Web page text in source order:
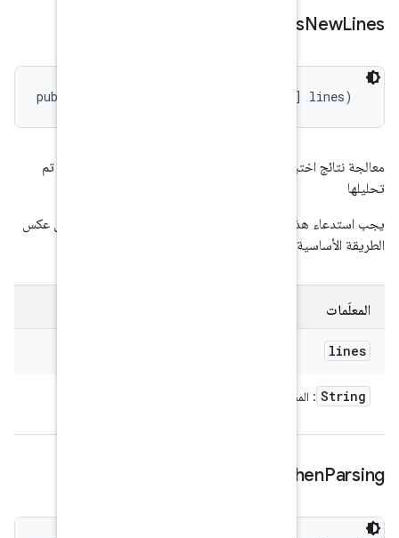
public void
معالجة نتائج اختبارات وحدة Python وإعداد تقرير بالنتائج التي تم
فقط مع الناتج الكامل، على عكس
.
على الأسطر الجديدة.
set